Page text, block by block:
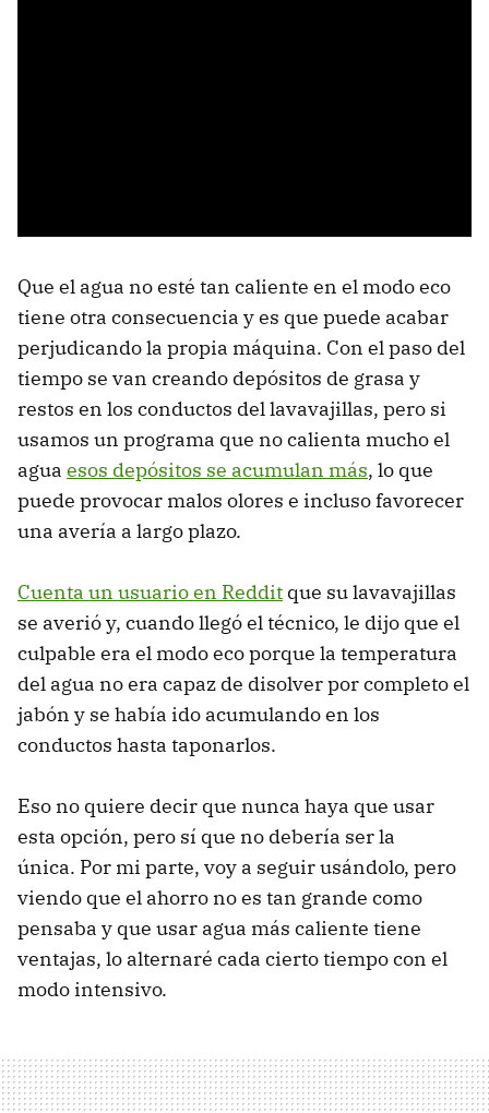
Que el agua no esté tan caliente en el modo eco
tiene otra consecuencia y es que puede acabar
perjudicando la propia máquina. Con el paso del
tiempo se van creando depósitos de grasa y
restos en los conductos del lavavajillas, pero si
usamos un programa que no calienta mucho el
agua esos depósitos se acumulan más, lo que
puede provocar malos olores e incluso favorecer
una avería a largo plazo.
Cuenta un usuario en Reddit que su lavavajillas
se averió y, cuando llegó el técnico, le dijo que el
culpable era el modo eco porque la temperatura
del agua no era capaz de disolver por completo el
jabón y se había ido acumulando en los
conductos hasta taponarlos.
Eso no quiere decir que nunca haya que usar
esta opción, pero sí que no debería ser la
única. Por mi parte, voy a seguir usándolo, pero
viendo que el ahorro no es tan grande como
pensaba y que usar agua más caliente tiene
ventajas, lo alternaré cada cierto tiempo con el
modo intensivo.